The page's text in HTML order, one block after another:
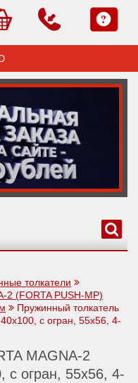
толкатели
2 (FORTA PUSH-МP)
Пружинный толкатель
c огран, 55x56, 4-
MAGNA-2
c огран, 55x56, 4-